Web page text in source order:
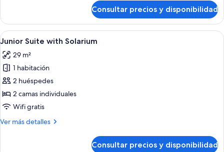
Premium
doble,
vistas
mar
(Xtra)
Consultar precios y disponibilidad
Abrir
todas
las
fotos
de
Junior
Suite
Solarium
Habitación de hotel con dos camas,
5
Junior Suite with Solarium
29 m²
1 habitación
2 huéspedes
2 camas individuales
Wifi gratis
Ver más detalles
Más
Consultar precios y disponibilidad